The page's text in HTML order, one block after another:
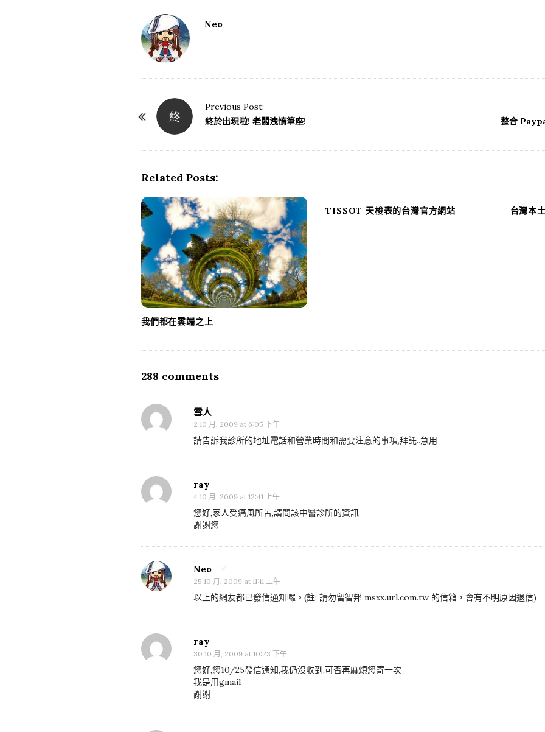
Neo
P
終
Previous Post:
終於出現啦! 老闆洩憤筆座!
整合
Related Posts:
我們都在雲端之上
TISSOT 天梭表的台灣官方網站 台灣本
288 comments
父
與
經
中
醫
接
觸
雪人
2 10 月, 2009 at 6:05 下午
請告訴我診所的地址電話和營業時間和需要注意的事項,拜託..急用
ray
4 10 月, 2009 at 12:41 上午
您好,家人受痛風所苦,請問該中醫診所的資訊
謝謝您
Neo
25 10 月, 2009 at 11:11 上午
以上的網友都已發信通知囉。(註: 請勿留智邦 msxx.url.com.tw 的信箱，會有不明原因退信)
ray
30 10 月, 2009 at 10:23 下午
您好,您10/25發信通知,我仍沒收到,可否再麻煩您寄一次
我是用gmail
謝謝
C
o
m
e
n
a
v
i
g
i
o